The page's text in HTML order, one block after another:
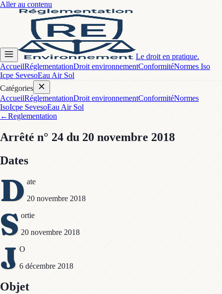
Aller au contenu
Le droit en pratique.
AccueilRéglementationDroit environnementConformitéNormes Iso
Icpe SevesoEau Air Sol
Catégories
AccueilRéglementationDroit environnementConformitéNormes
IsoIcpe SevesoEau Air Sol
←Reglementation
Arrêté n° 24 du 20 novembre 2018
Dates
D ate
20 novembre 2018
S ortie
20 novembre 2018
J O
6 décembre 2018
Objet